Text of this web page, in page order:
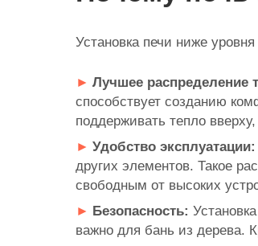
Установка печи ниже
Лучшее распределение
способствует созданию
поддерживать тепло
Удобство эксплуатации:
других элементов. Такое
свободным от высоких
Безопасность:
важно для бань из дерева.